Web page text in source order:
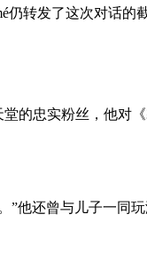
仍转发了这次对话
的忠实粉丝，他对
他还曾与儿子一同